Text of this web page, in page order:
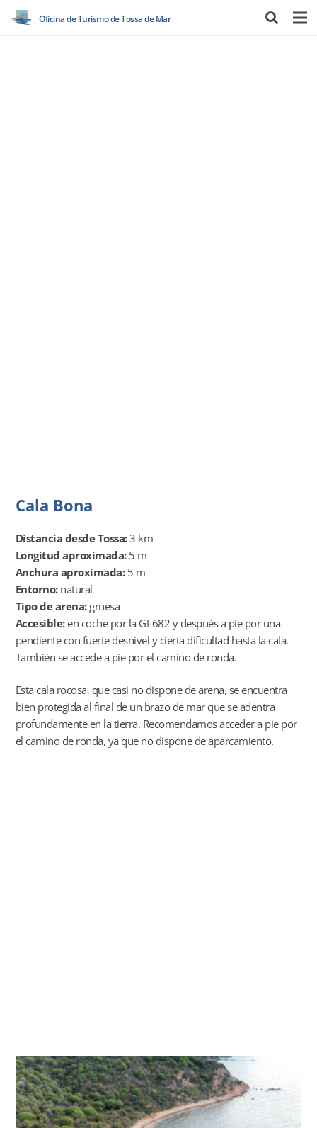
Oficina de Turismo de Tossa de Mar
Cala Bona
Distancia desde Tossa:3 km
Longitud aproximada:5 m
Anchura aproximada:5 m
Entorno:natural
Tipo de arena:gruesa
Accesible:en coche por la GI-682 y después a pie por una
pendiente con fuerte desnivel y cierta dificultad hasta la cala.
También se accede a pie por el camino de ronda.
Esta cala rocosa, que casi no dispone de arena, se encuentra
bien protegida al final de un brazo de mar que se adentra
profundamente en la tierra. Recomendamos acceder a pie por
el camino de ronda, ya que no dispone de aparcamiento.